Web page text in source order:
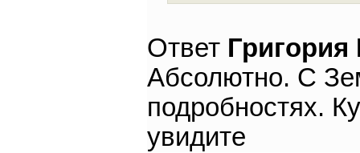
Ответ
Абсолютно. С
подробностях.
увидите